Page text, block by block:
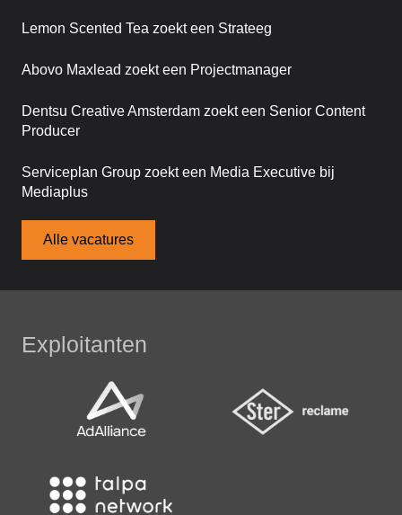
Lemon Scented Tea zoekt een Strateeg
Abovo Maxlead zoekt een Projectmanager
Dentsu Creative Amsterdam zoekt een Senior Content
Producer
Serviceplan Group zoekt een Media Executive bij
Mediaplus
Alle vacatures
Exploitanten